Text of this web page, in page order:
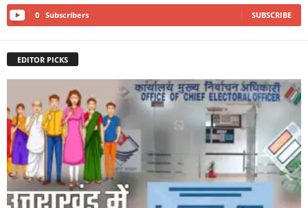
0 Subscribers SUBSCRIBE
EDITOR PICKS